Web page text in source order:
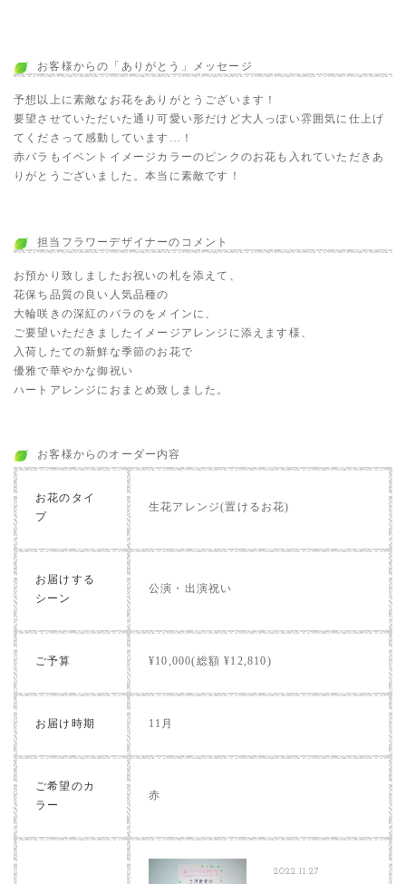
お客様からの「ありがとう」メッセージ
予想以上に素敵なお花をありがとうございます！
要望させていただいた通り可愛い形だけど大人っぽい雰囲気に仕上げ
てくださって感動しています…！
赤バラもイベントイメージカラーのピンクのお花も入れていただきあ
りがとうございました。本当に素敵です！
担当フラワーデザイナーのコメント
お預かり致しましたお祝いの札を添えて、
花保ち品質の良い人気品種の
大輪咲きの深紅のバラのをメインに、
ご要望いただきましたイメージアレンジに添えます様、
入荷したての新鮮な季節のお花で
優雅で華やかな御祝い
ハートアレンジにおまとめ致しました。
お客様からのオーダー内容
お花のタイ
プ
生花アレンジ(置けるお花)
お届けする
シーン
公演・出演祝い
ご予算 ¥10,000(総額 ¥12,810)
お届け時期 11月
ご希望のカ
ラー
赤
2022.11.27